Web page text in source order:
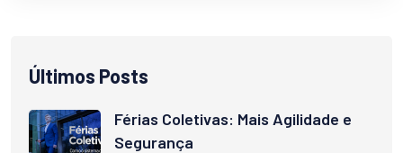
Últimos Posts
Férias Coletivas: Mais Agilidade e
Segurança